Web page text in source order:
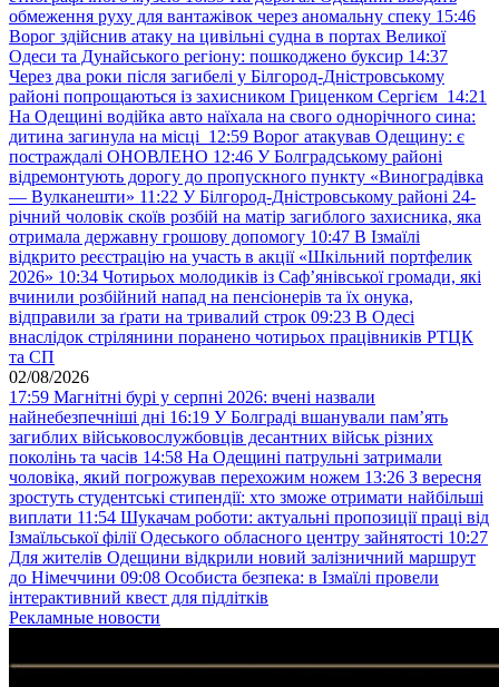
обмеження руху для вантажівок через аномальну спеку 15:46
Ворог здійснив атаку на цивільні судна в портах Великої
Одеси та Дунайського регіону: пошкоджено буксир 14:37
Через два роки після загибелі у Білгород-Дністровському
районі попрощаються із захисником Гриценком Сергієм 14:21
На Одещині водійка авто наїхала на свого однорічного сина:
дитина загинула на місці 12:59 Ворог атакував Одещину: є
постраждалі ОНОВЛЕНО 12:46 У Болградському районі
відремонтують дорогу до пропускного пункту «Виноградівка
— Вулканешти» 11:22 У Білгород-Дністровському районі 24-
річний чоловік скоїв розбій на матір загиблого захисника, яка
отримала державну грошову допомогу 10:47 В Ізмаїлі
відкрито реєстрацію на участь в акції «Шкільний портфелик
2026» 10:34 Чотирьох молодиків із Саф’янівської громади, які
вчинили розбійний напад на пенсіонерів та їх онука,
відправили за ґрати на тривалий строк 09:23 В Одесі
внаслідок стрілянини поранено чотирьох працівників РТЦК
та СП
02/08/2026
17:59 Магнітні бурі у серпні 2026: вчені назвали
найнебезпечніші дні 16:19 У Болграді вшанували пам’ять
загиблих військовослужбовців десантних військ різних
поколінь та часів 14:58 На Одещині патрульні затримали
чоловіка, який погрожував перехожим ножем 13:26 З вересня
зростуть студентські стипендії: хто зможе отримати найбільші
виплати 11:54 Шукачам роботи: актуальні пропозиції праці від
Ізмаїльської філії Одеського обласного центру зайнятості 10:27
Для жителів Одещини відкрили новий залізничний маршрут
до Німеччини 09:08 Особиста безпека: в Ізмаїлі провели
інтерактивний квест для підлітків
Рекламные новости